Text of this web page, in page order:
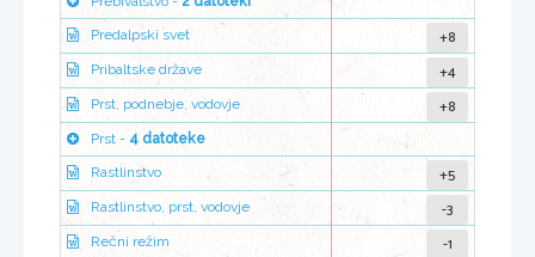
Predalpski svet
+8
Pribaltske države +4
Prst, podnebje, vodovje +8
Prst - 4 datoteke
Rastlinstvo
+5
Rastlinstvo, prst, vodovje -3
Rečni režim -1